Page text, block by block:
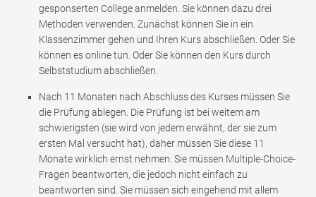
gesponserten College anmelden. Sie können dazu drei
Methoden verwenden. Zunächst können Sie in ein
Klassenzimmer gehen und Ihren Kurs abschließen. Oder Sie
können es online tun. Oder Sie können den Kurs durch
Selbststudium abschließen.
Nach 11 Monaten nach Abschluss des Kurses müssen Sie
die Prüfung ablegen. Die Prüfung ist bei weitem am
schwierigsten (sie wird von jedem erwähnt, der sie zum
ersten Mal versucht hat), daher müssen Sie diese 11
Monate wirklich ernst nehmen. Sie müssen Multiple-Choice-
Fragen beantworten, die jedoch nicht einfach zu
beantworten sind. Sie müssen sich eingehend mit allem